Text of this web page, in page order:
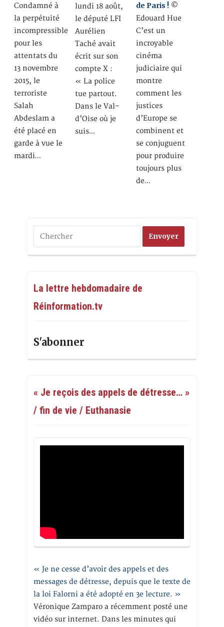
Condamné à
la perpétuité
incompressible
pour les
attentats du
13 novembre
2015, le
terroriste
Salah
Abdeslam a
été placé en
garde à vue le
mardi…
lundi 18 août,
le député LFI
Aurélien
Taché avait
écrit sur son
compte X :
« La police
tue partout.
Dans le Val-
d’Oise où je
suis…
de Paris ! ©
Edouard Hue
C’est un
incroyable
cinéma
judiciaire qui
montre
comment les
justices
d’Europe se
combinent et
se conjuguent
pour produire
toujours plus
de…
La lettre hebdomadaire de
Réinformation.tv
S'abonner
« Je reçois des appels de détresse… »
/ fin de vie / Euthanasie
« Je ne cesse d’avoir des appels et des
messages de détresse, depuis que le texte de
la loi Falorni a été adopté en 3e lecture. »
Véronique Zamparo a récemment posté une
vidéo sur internet. Dans les minutes qui